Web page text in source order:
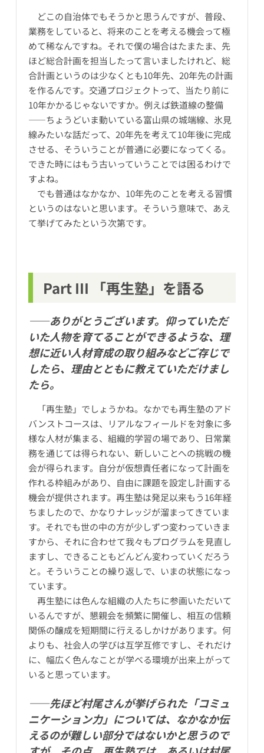
どこの自治体でもそうかと思うんですが、普段、
業務をしていると、将来のことを考える機会って極
めて稀なんですね。それで僕の場合はたまたま、先
ほど総合計画を担当したって言いましたけれど、総
合計画というのは少なくとも10年先、20年先の計画
を作るんです。交通プロジェクトって、当たり前に
10年かかるじゃないですか。例えば鉄道線の整備
――ちょうどいま動いている富山県の城端線、氷見
線みたいな話だって、20年先を考えて10年後に完成
させる、そういうことが普通に必要になってくる。
できた時にはもう古いっていうことでは困るわけで
すよね。
でも普通はなかなか、10年先のことを考える習慣
というのはないと思います。そういう意味で、あえ
て挙げてみたという次第です。
Part III 「再生塾」を語る
――ありがとうございます。仰っていただ
いた人物を育てることができるような、理
想に近い人材育成の取り組みなどご存じで
したら、理由とともに教えていただけまし
たら。
「再生塾」でしょうかね。なかでも再生塾のアド
バンストコースは、リアルなフィールドを対象に多
様な人材が集まる、組織的学習の場であり、日常業
務を通じては得られない、新しいことへの挑戦の機
会が得られます。自分が仮想責任者になって計画を
作れる枠組みがあり、自由に課題を設定し計画する
機会が提供されます。再生塾は発足以来もう16年経
ちましたので、かなりナレッジが溜まってきていま
す。それでも世の中の方が少しずつ変わっていきま
すから、それに合わせて我々もプログラムを見直し
ますし、できることもどんどん変わっていくだろう
と。そういうことの繰り返しで、いまの状態になっ
ています。
再生塾には色んな組織の人たちに参画いただいて
いるんですが、懇親会を頻繁に開催し、相互の信頼
関係の醸成を短期間に行えるしかけがあります。何
よりも、社会人の学びは互学互修ですし、それだけ
に、幅広く色んなことが学べる環境が出来上がって
いると思っています。
――先ほど村尾さんが挙げられた「コミュ
ニケーション力」については、なかなか伝
えるのが難しい部分ではないかと思うので